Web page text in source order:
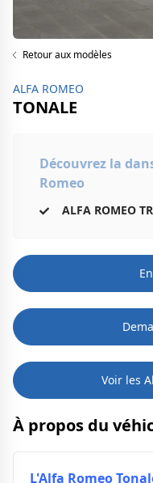
Retour aux modèles
ALFA ROMEO
TONALE
Découvrez la
Romeo
ALFA ROMEO
Voir les
À propos du
L'Alfa Romeo